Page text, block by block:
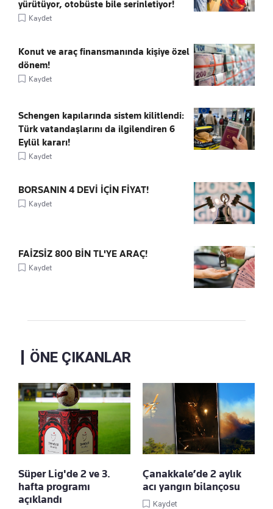
yürütüyor, otobüste bile serinletiyor!
Kaydet
Konut ve araç finansmanında kişiye özel
dönem!
Kaydet
Schengen kapılarında sistem kilitlendi:
Türk vatandaşlarını da ilgilendiren 6
Eylül kararı!
Kaydet
BORSANIN 4 DEVİ İÇİN FİYAT!
Kaydet
FAİZSİZ 800 BİN TL'YE ARAÇ!
Kaydet
ÖNE ÇIKANLAR
Süper Lig'de 2 ve 3.
hafta programı
açıklandı
Çanakkale’de 2 aylık
acı yangın bilançosu
Kaydet